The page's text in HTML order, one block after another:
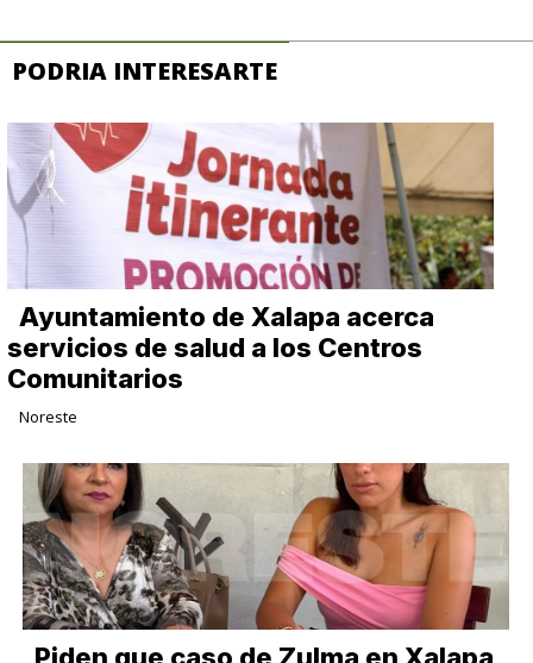
PODRIA INTERESARTE
Ayuntamiento de Xalapa acerca
servicios de salud a los Centros
Comunitarios
Noreste